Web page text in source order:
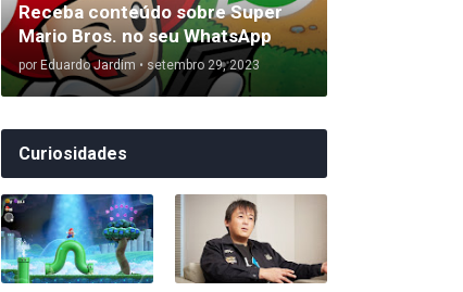
Receba conteúdo sobre Super
Mario Bros. no seu WhatsApp
por Eduardo Jardim • setembro 29, 2023
Curiosidades